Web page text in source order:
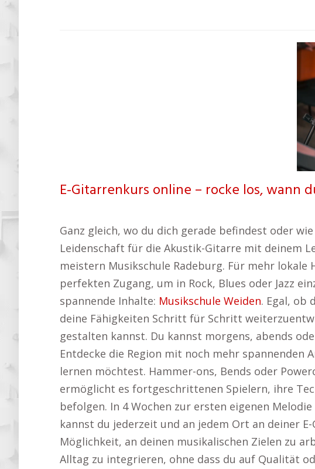
E-Gitarrenkurs online – rocke los, wann
Ganz gleich, wo du dich gerade befindest oder
Leidenschaft für die Akustik-Gitarre mit deinem
meistern Musikschule Radeburg. Für mehr lokale
perfekten Zugang, um in Rock, Blues oder Jazz
spannende Inhalte: Musikschule Weiden. Egal, ob
deine Fähigkeiten Schritt für Schritt
gestalten kannst. Du kannst morgens, abends
Entdecke die Region mit noch mehr spannenden
lernen möchtest. Hammer-ons, Bends oder
ermöglicht es fortgeschrittenen Spielern, ihre
befolgen. In 4 Wochen zur ersten eigenen
kannst du jederzeit und an jedem Ort an deiner
Möglichkeit, an deinen musikalischen Zielen zu
Alltag zu integrieren, ohne dass du auf Qualität